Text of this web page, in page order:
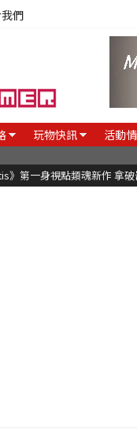
們
玩物快訊 活動
》第一身視點類魂新作 拿